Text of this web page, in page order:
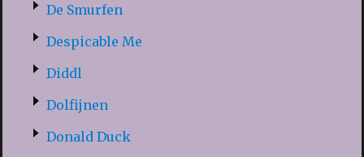
De Smurfen
Despicable Me
Diddl
Dolfijnen
Donald Duck